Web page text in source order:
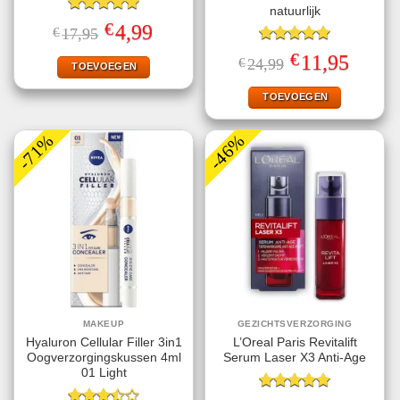
Gewaardeerd
5.00uit 5
€17,95 Oorspronkelijke
prijs
was:
€17,95.
€4,99Huidige
prijs
TOEVOEGEN
natuurlijk
Gewaardeerd
5.00uit 5
€24,99 Oorspronkelijke
prijs
was:
€24,99.
€11,95prijs
TOEVOEGEN
-71%
MAKEUP
Hyaluron Cellular Filler 3in1
Oogverzorgingskussen 4ml
01 Light
-46%
GEZICHTSVERZORGING
L’Oreal Paris Revitalift
Serum Laser X3 Anti-Age